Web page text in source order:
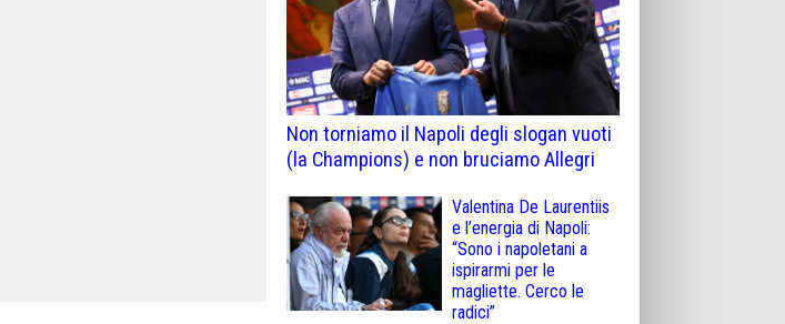
Non torniamo il Napoli degli slogan vuoti
(la Champions) e non bruciamo Allegri
Valentina De Laurentiis
e l’energia di Napoli:
“Sono i napoletani a
ispirarmi per le
magliette. Cerco le
radici”